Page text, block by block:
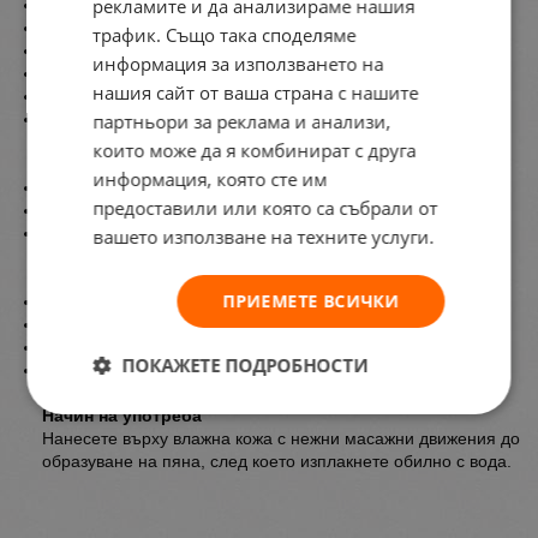
Нежно почиства кожата
Хидратира и омекотява
Оставя дълготраен аромат
Подходящ за ежедневна употреба
Подходящ за всеки тип кожа
Лимитирана серия с екзотичен ароматен профил
Ароматен профил:
Връхни нотки: бергамот и кокос
Сърдечни нотки: иланг-иланг и гардения
Базови нотки: амбра
Активни съставки:
– подпомага хидратацията на кожата
– поддържа кожата мека и еластична
Екстракт от див кестен– тонизира кожата
Начин на употреба
Нанесете върху влажна кожа с нежни масажни движения до
образуване на пяна, след което изплакнете обилно с вода.
рекламите и да анализираме нашия
трафик. Също така споделяме
информация за използването на
нашия сайт от ваша страна с нашите
партньори за реклама и анализи,
които може да я комбинират с друга
информация, която сте им
предоставили или която са събрали от
вашето използване на техните услуги.
ПРИЕМЕТЕ ВСИЧКИ
ПОКАЖЕТЕ ПОДРОБНОСТИ